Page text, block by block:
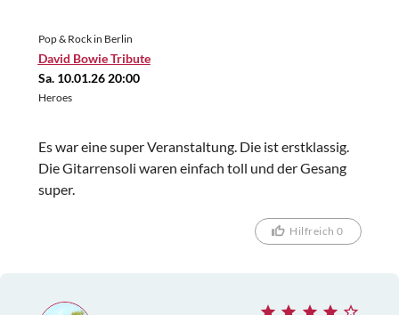
Pop & Rock in Berlin
David Bowie Tribute
Sa. 10.01.26 20:00
Heroes
Es war eine super Veranstaltung. Die ist erstklassig.
Die Gitarrensoli waren einfach toll und der Gesang
super.
Hilfreich 0